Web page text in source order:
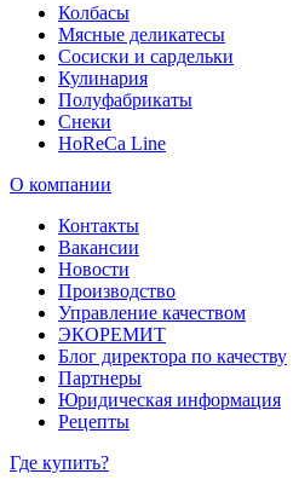
Колбасы
Мясные деликатесы
Сосиски и сардельки
Кулинария
Полуфабрикаты
Снеки
HoReCa Line
О компании
Контакты
Вакансии
Новости
Производство
Управление качеством
ЭКОРЕМИТ
Блог директора по качеству
Партнеры
Юридическая информация
Рецепты
Где купить?